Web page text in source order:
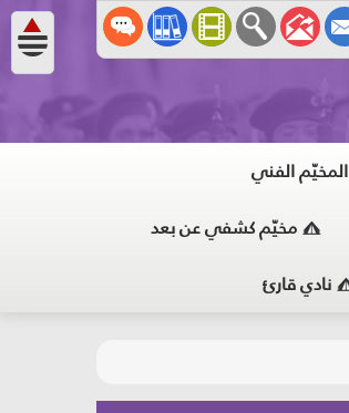
المخيّم الفني
مخيّم كشفي عن بعد
نادي قارئ